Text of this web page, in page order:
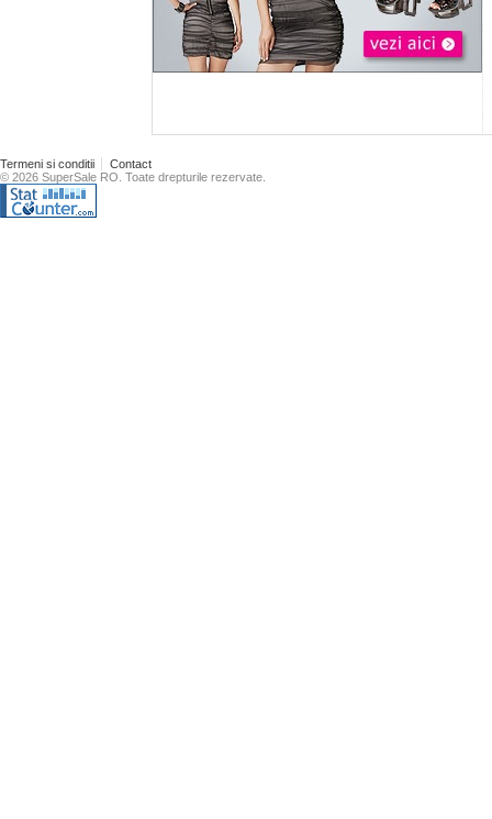
Termeni si conditii
Contact
© 2026 SuperSale RO. Toate drepturile rezervate.